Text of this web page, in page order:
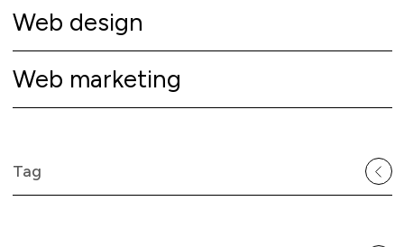
Web design
Web marketing
Tag